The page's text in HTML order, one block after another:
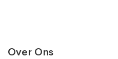
Over Ons